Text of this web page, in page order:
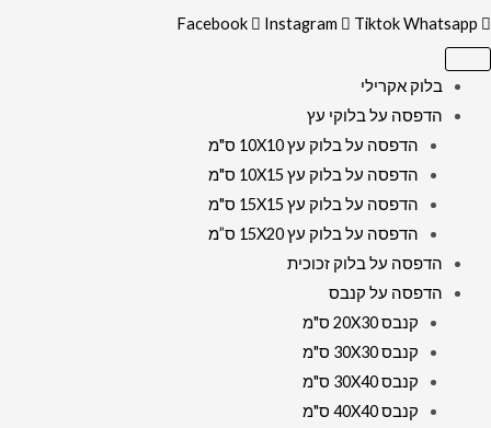
Facebook Instagram TiktokWhatsapp
בלוק אקרילי
הדפסה על בלוקי עץ
הדפסה על בלוק עץ 10X10 ס"מ
הדפסה על בלוק עץ 10X15 ס"מ
הדפסה על בלוק עץ 15X15 ס"מ
הדפסה על בלוק עץ 15X20 ס”מ
הדפסה על בלוק זכוכית
הדפסה על קנבס
קנבס 20X30 ס"מ
קנבס 30X30 ס"מ
קנבס 30X40 ס"מ
קנבס 40X40 ס"מ
האש
על
קנבס
זכוכית